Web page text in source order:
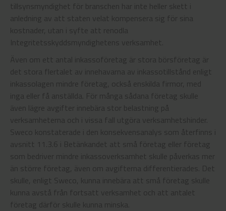
tillsynsmyndighet för branschen har inte heller skett i
anledning av att staten velat kompensera sig för sina
kostnader, utan i syfte att renodla
Integritetsskyddsmyndighetens verksamhet.
Även om ett antal inkassoföretag är stora börsföretag är
det stora flertalet av innehavarna av inkassotillstånd enligt
inkassolagen mindre företag, också enskilda firmor, med
inga eller få anställda. För många sådana företag skulle
även lägre avgifter innebära stor belastning på
verksamheterna och i vissa fall utgöra verksamhetshinder.
Sweco konstaterade i den konsekvensanalys som återfinns i
avsnitt 11.3.6 i Betänkandet att små företag eller företag
som bedriver mindre inkassoverksamhet skulle påverkas mer
än större företag, även om avgifterna differentierades. Det
skulle, enligt Sweco, kunna innebära att små företag skulle
kunna avstå från fortsatt verksamhet och att antalet
företag därför skulle kunna minska.